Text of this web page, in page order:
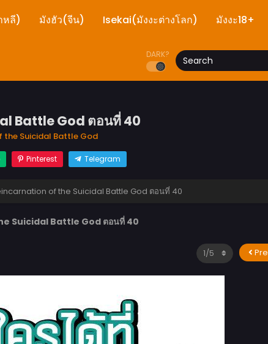
หลี) มังฮัว(จีน) Isekai(มังงะต่างโลก) มังงะ18+
DARK?
Battle God ตอนที่ 40
the Suicidal Battle God
Pinterest Telegram
of the Suicidal Battle God ตอนที่ 40
Suicidal Battle God ตอนที่ 40